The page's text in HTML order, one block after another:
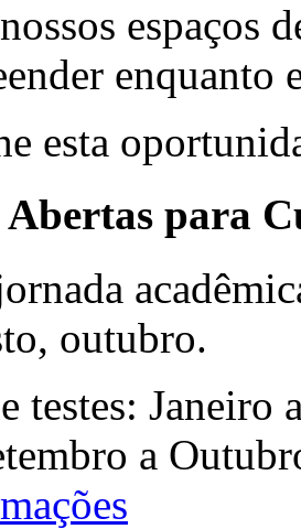
espaços
enquanto
esta
Abertas para
outubro.
testes:
a